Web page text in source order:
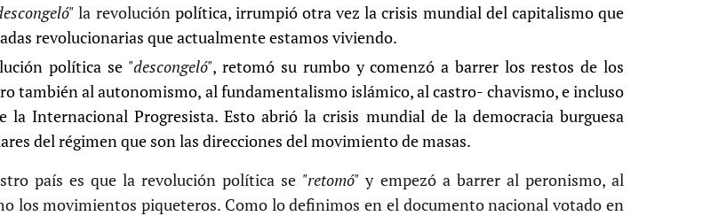
la revolución política, irrumpió otra vez la crisis mundial del capitalismo que
revolucionarias que actualmente estamos viviendo.
política se "descongeló", retomó su rumbo y comenzó a barrer los restos de los
también al autonomismo, al fundamentalismo islámico, al castro- chavismo, e incluso
Internacional Progresista. Esto abrió la crisis mundial de la democracia burguesa
del régimen que son las direcciones del movimiento de masas.
país es que la revolución política se "retomó" y empezó a barrer al peronismo, al
los movimientos piqueteros. Como lo definimos en el documento nacional votado en